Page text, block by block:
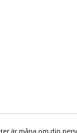
är måna om din